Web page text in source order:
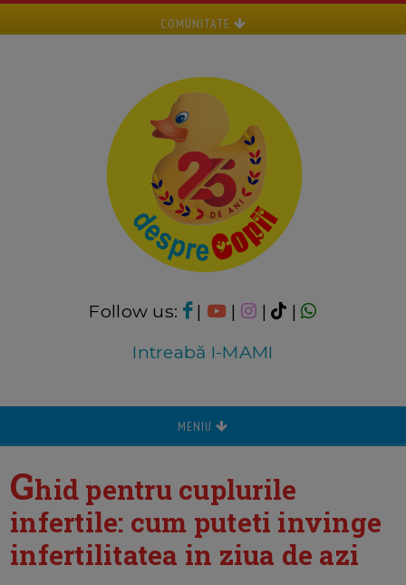
COMUNITATE
Follow us: | | |
|
Intreabă I-MAMI
MENIU
Ghid pentru cuplurile
infertile: cum puteti invinge
infertilitatea in ziua de azi